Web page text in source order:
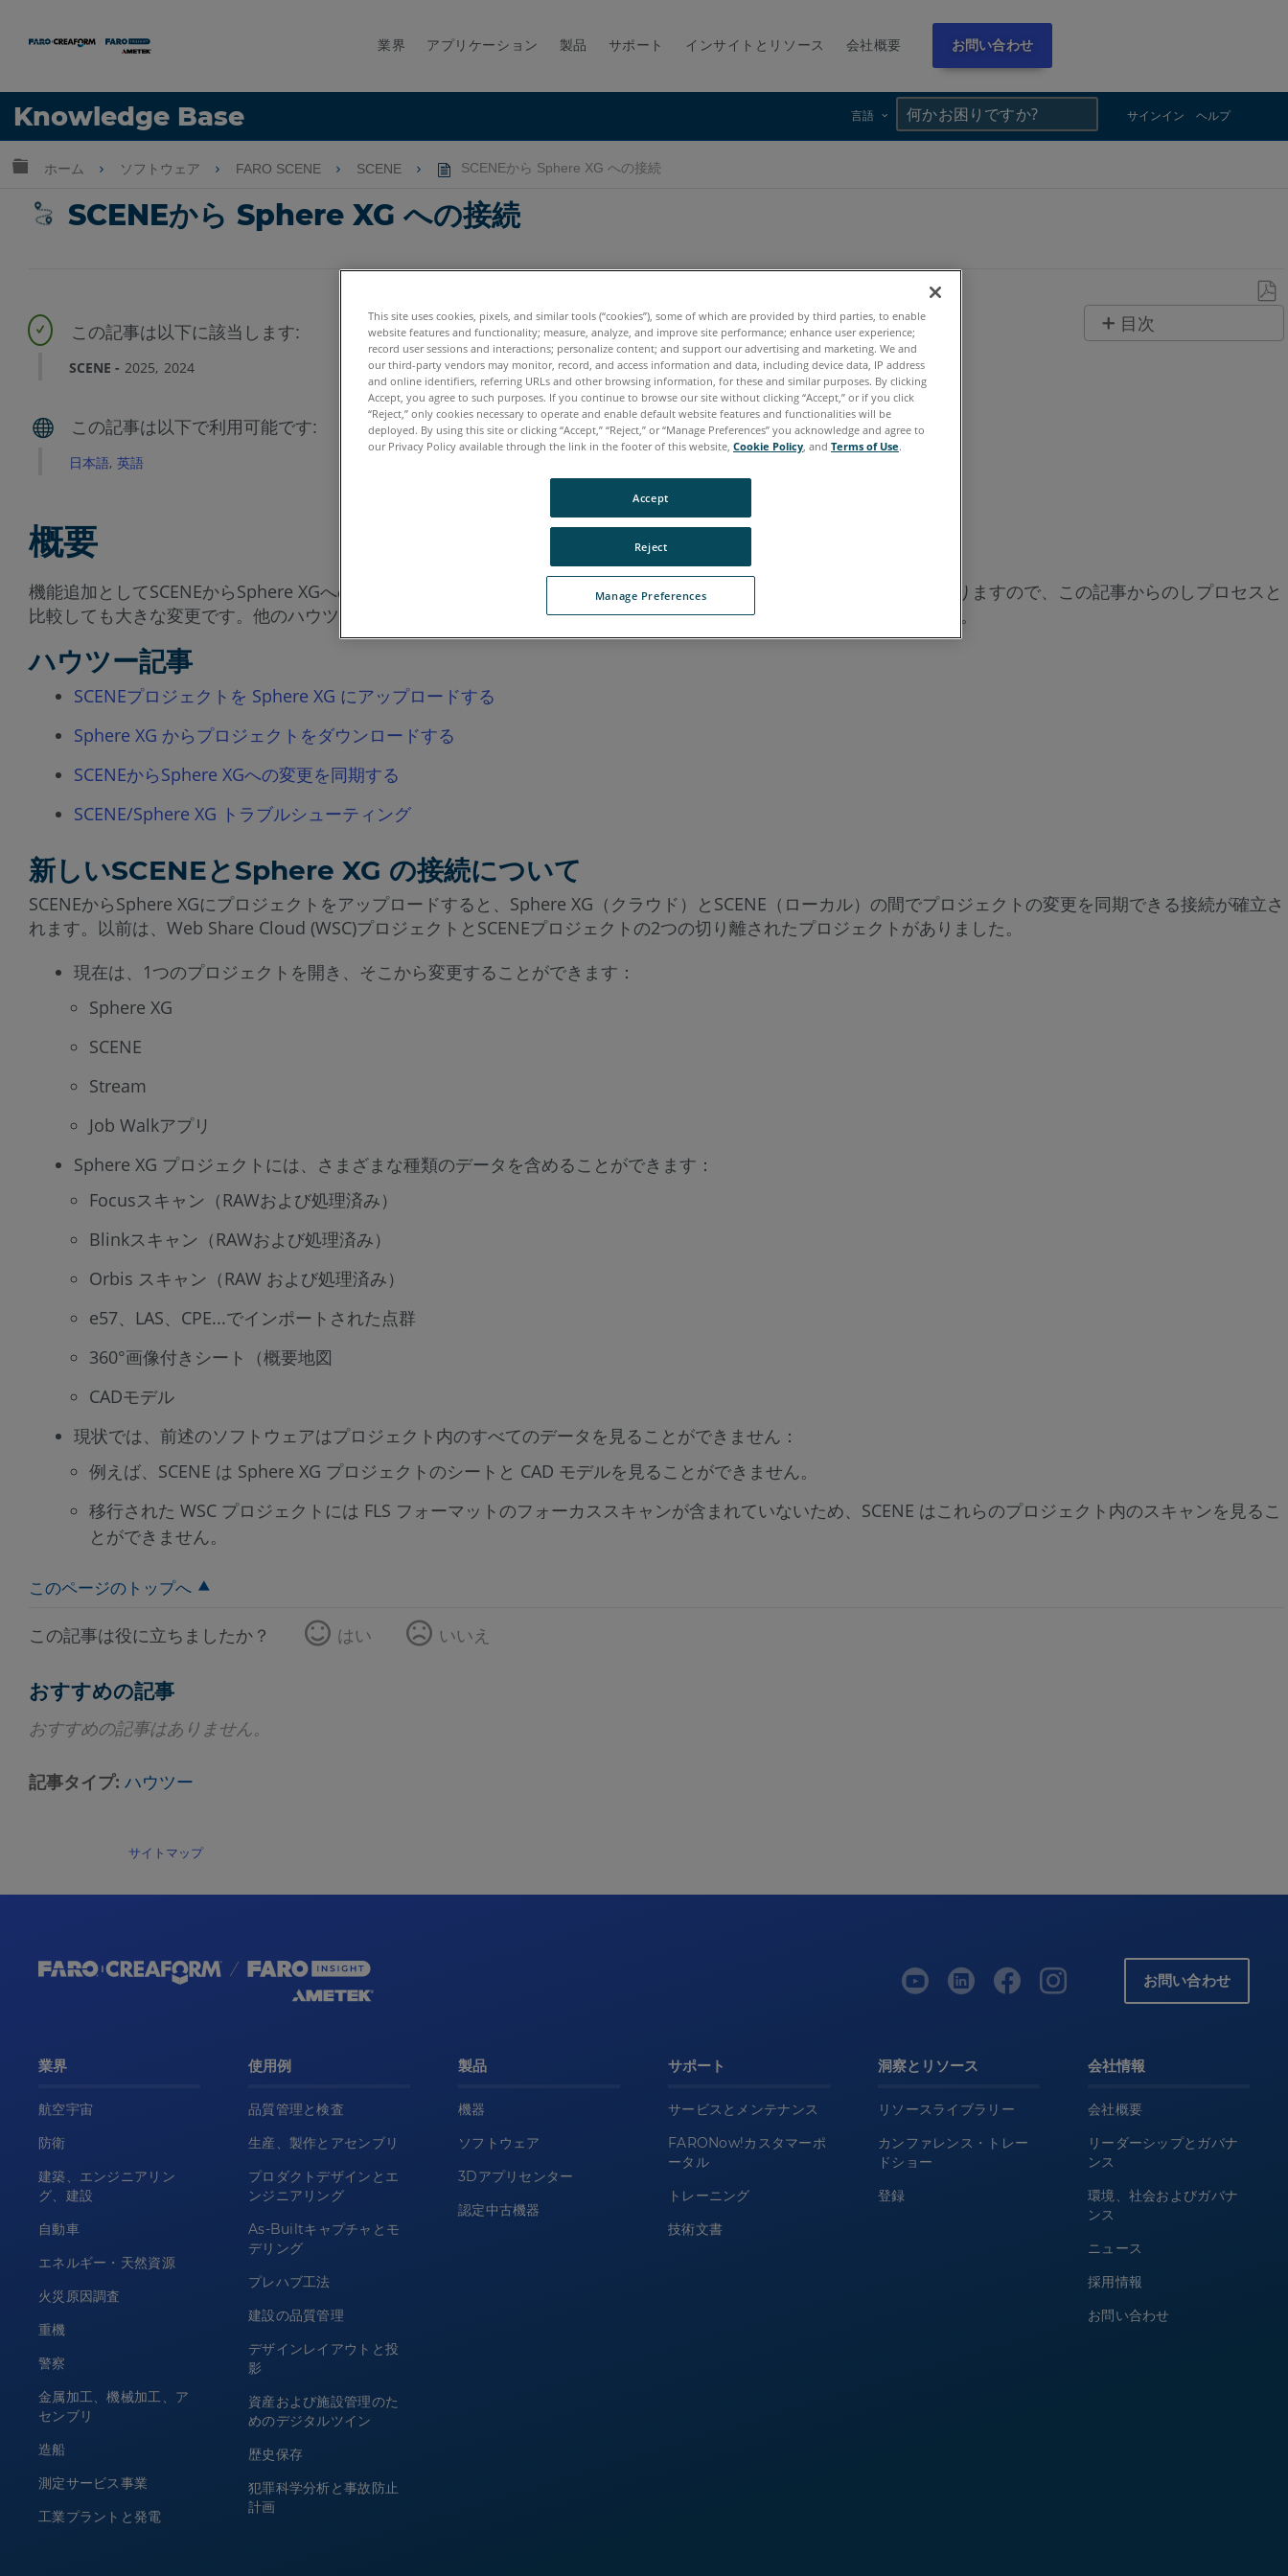
業界 アプリケーション 製品 サポート インサイトとリソース 会社概要 お問い合わせ
Knowledge Base 言語 サインイン ヘルプ
言語
グローバル階層を展開/折りたたむ
ホーム ソフトウェア FARO SCENE SCENE SCENEから Sphere XG への接続
SCENEから Sphere XG への接続
と
目次
し
て
SCENE 2025 2024
日本語 英語
概要
機能追加としてSCENEからSphere XGへの接続が可能となりました。以前のWebShare Cloudのアップロード手順と異なりますので、この記事からのしプロセスと
比較しても大きな変更です。他のハウツー記事を読む前に、この記事に含まれる情報をご覧いただくことをお勧めします。
ハウツー記事
SCENEプロジェクトを Sphere XG にアップロードする
Sphere XG からプロジェクトをダウンロードする
SCENEからSphere XGへの変更を同期する
SCENE/Sphere XG トラブルシューティング
新しいSCENEとSphere XG の接続について
SCENEからSphere XGにプロジェクトをアップロードすると、Sphere XG（クラウド）とSCENE（ローカル）の間でプロジェクトの変更を同期できる接続が確立さ
れます。以前は、Web Share Cloud (WSC)プロジェクトとSCENEプロジェクトの2つの切り離されたプロジェクトがありました。
現在は、1つのプロジェクトを開き、そこから変更することができます：
Sphere XG
SCENE
Stream
Job Walkアプリ
Sphere XG プロジェクトには、さまざまな種類のデータを含めることができます：
Focusスキャン（RAWおよび処理済み）
Blinkスキャン（RAWおよび処理済み）
Orbis スキャン（RAW および処理済み）
e57、LAS、CPE...でインポートされた点群
360°画像付きシート（概要地図
CADモデル
現状では、前述のソフトウェアはプロジェクト内のすべてのデータを見ることができません：
例えば、SCENE は Sphere XG プロジェクトのシートと CAD モデルを見ることができません。
移行された WSC プロジェクトには FLS フォーマットのフォーカススキャンが含まれていないため、SCENE はこれらのプロジェクト内のスキャンを見るこ
とができません。
このページのトップへ
この記事は役に立ちましたか？ はい いいえ
おすすめの記事
おすすめの記事はありません。
記事タイプ ハウツー
サイトマップ
お問い合わせ
業界
航空宇宙
防衛
建築、エンジニアリン
グ、建設
自動車
エネルギー・天然資源
火災原因調査
重機
警察
金属加工、機械加工、ア
センブリ
造船
測定サービス事業
工業プラントと発電
使用例
品質管理と検査
生産、製作とアセンブリ
プロダクトデザインとエ
ンジニアリング
As-Builtキャプチャとモ
デリング
プレハブ工法
建設の品質管理
デザインレイアウトと投
影
資産および施設管理のた
めのデジタルツイン
歴史保存
犯罪科学分析と事故防止
計画
製品
機器
ソフトウェア
3Dアプリセンター
認定中古機器
サポート
サービスとメンテナンス
FARONow!カスタマーポ
ータル
トレーニング
技術文書
洞察とリソース
リソースライブラリー
カンファレンス・トレー
ドショー
登録
会社情報
会社概要
リーダーシップとガバナ
ンス
環境、社会およびガバナ
ンス
ニュース
採用情報
お問い合わせ
This site uses cookies, pixels, and similar tools (“cookies”), some of which are provided by third parties, to enable
website features and functionality; measure, analyze, and improve site performance; enhance user experience;
record user sessions and interactions; personalize content; and support our advertising and marketing. We and
our third-party vendors may monitor, record, and access information and data, including device data, IP address
and online identifiers, referring URLs and other browsing information, for these and similar purposes. By clicking
Accept, you agree to such purposes. If you continue to browse our site without clicking “Accept,” or if you click
“Reject,” only cookies necessary to operate and enable default website features and functionalities will be
deployed. By using this site or clicking “Accept,” “Reject,” or “Manage Preferences” you acknowledge and agree to
our Privacy Policy available through the link in the footer of this website, Cookie Policy, and Terms of Use.
Manage Preferences
Reject
Accept